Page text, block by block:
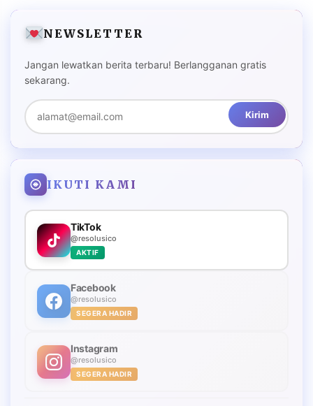
NEWSLETTER
Jangan lewatkan berita terbaru! Berlangganan gratis
sekarang.
Kirim
IKUTI KAMI
TikTok
@resolusico
AKTIF
Facebook
@resolusico
SEGERA HADIR
Instagram
@resolusico
SEGERA HADIR